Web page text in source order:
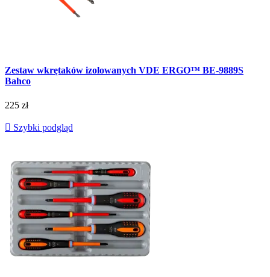
Zestaw wkrętaków izolowanych VDE ERGO™ BE-9889S
Bahco
225 zł
 Szybki podgląd